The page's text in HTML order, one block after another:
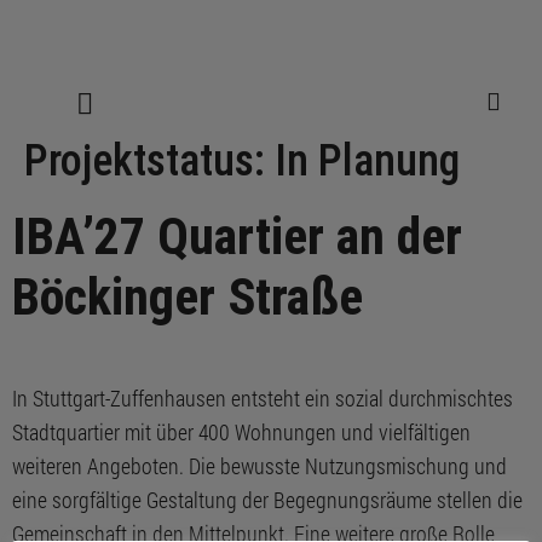
Projektstatus: In Planung
IBA’27 Quartier an der
Böckinger Straße
In Stuttgart-Zuffenhausen entsteht ein sozial durchmischtes
Stadtquartier mit über 400 Wohnungen und vielfältigen
weiteren Angeboten. Die bewusste Nutzungsmischung und
eine sorgfältige Gestaltung der Begegnungsräume stellen die
Gemeinschaft in den Mittelpunkt. Eine weitere große Rolle